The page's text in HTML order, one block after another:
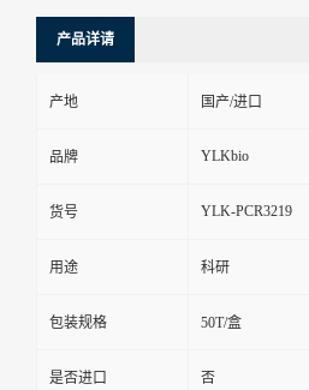
产品详请
产地 国产/进口
品牌 YLKbio
货号 YLK-PCR3219
用途 科研
包装规格 50T/盒
是否进口 否